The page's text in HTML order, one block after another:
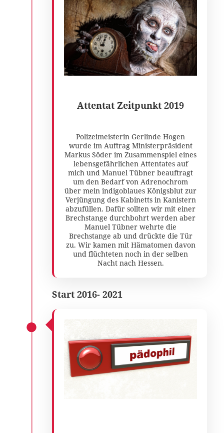
Attentat Zeitpunkt 2019
Polizeimeisterin Gerlinde Hogen
wurde im Auftrag Ministerpräsident
Markus Söder im Zusammenspiel eines
lebensgefährlichen Attentates auf
mich und Manuel Tübner beauftragt
um den Bedarf von Adrenochrom
über mein indigoblaues Königsblut zur
Verjüngung des Kabinetts in Kanistern
abzufüllen. Dafür sollten wir mit einer
Brechstange durchbohrt werden aber
Manuel Tübner wehrte die
Brechstange ab und drückte die Tür
zu. Wir kamen mit Hämatomen davon
und flüchteten noch in der selben
Nacht nach Hessen.
Start 2016- 2021